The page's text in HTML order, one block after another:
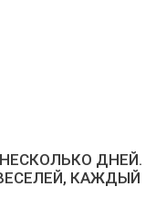
ДНЕЙ.
КАЖДЫЙ